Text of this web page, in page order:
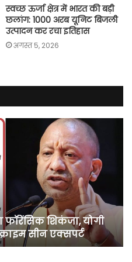
स्वच्छ ऊर्जा क्षेत्र में भारत की बड़ी
छलांग: 1000 अरब यूनिट बिजली
उत्पादन कर रचा इतिहास
अगस्त 5, 2026
फॉरेंसिक शिकंजा, योगी
सीन एक्सपर्ट